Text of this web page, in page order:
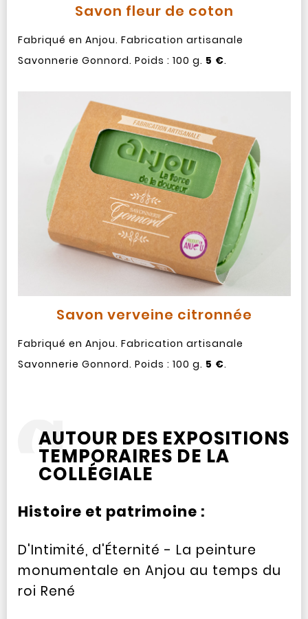
Savon fleur de coton
Fabriqué en Anjou. Fabrication artisanale
Savonnerie Gonnord. Poids : 100 g. 5 €.
Savon verveine citronnée
Fabriqué en Anjou. Fabrication artisanale
Savonnerie Gonnord. Poids : 100 g. 5 €.
AUTOUR DES EXPOSITIONS
TEMPORAIRES DE LA
COLLÉGIALE
Histoire et patrimoine :
D'Intimité, d'Éternité - La peinture
monumentale en Anjou au temps du
roi René